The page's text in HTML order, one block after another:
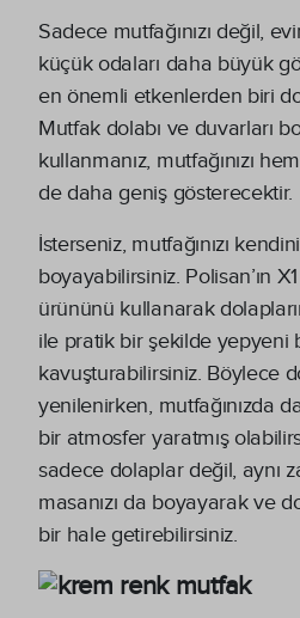
Sadece mutfağınızı değil,
küçük odaları daha büyük
en önemli etkenlerden biri
Mutfak dolabı ve duvarları
kullanmanız, mutfağınızı
de daha geniş gösterecektir.
İsterseniz, mutfağınızı
boyayabilirsiniz. Polisan’ın
ürününü kullanarak
ile pratik bir şekilde yepyeni
kavuşturabilirsiniz. Böylece
yenilenirken, mutfağınızda
bir atmosfer yaratmış
sadece dolaplar değil, aynı
masanızı da boyayarak ve
bir hale getirebilirsiniz.